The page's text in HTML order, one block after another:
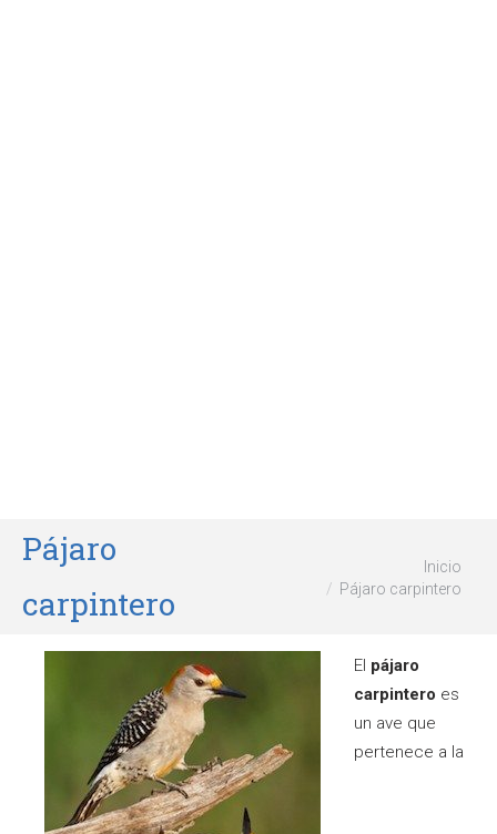
Pájaro
carpintero
Inicio
Pájaro carpintero
El pájaro
carpintero es
un ave que
pertenece a la